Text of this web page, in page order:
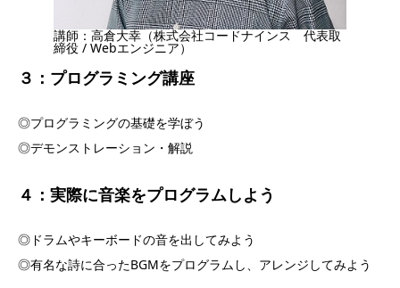
講師：高倉大幸（株式会社コードナインス 代表取
締役 / Webエンジニア）
３：プログラミング講座
◎プログラミングの基礎を学ぼう
◎デモンストレーション・解説
４：実際に音楽をプログラムしよう
◎ドラムやキーボードの音を出してみよう
◎有名な詩に合ったBGMをプログラムし、アレンジしてみよう